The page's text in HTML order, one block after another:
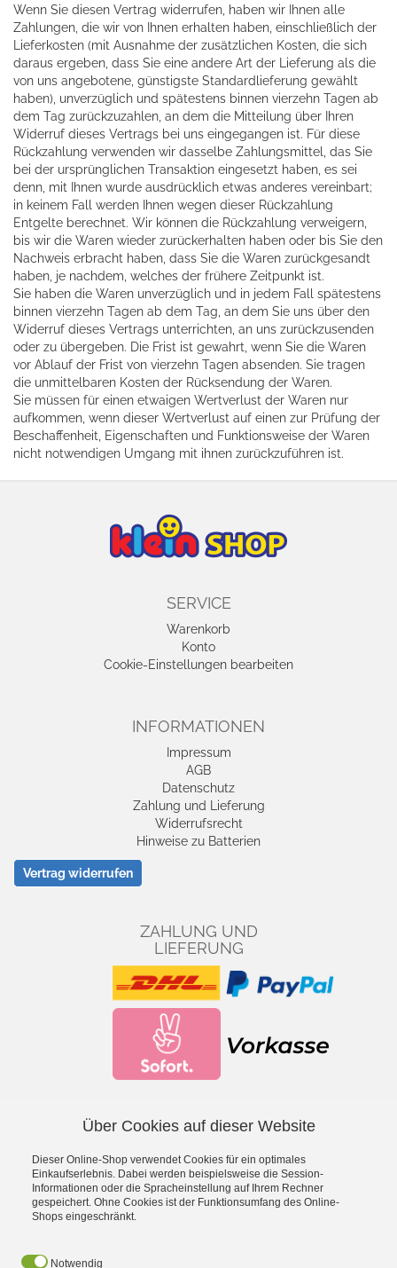
Wenn Sie diesen Vertrag widerrufen, haben wir Ihnen alle
Zahlungen, die wir von Ihnen erhalten haben, einschließlich der
Lieferkosten (mit Ausnahme der zusätzlichen Kosten, die sich
daraus ergeben, dass Sie eine andere Art der Lieferung als die
von uns angebotene, günstigste Standardlieferung gewählt
haben), unverzüglich und spätestens binnen vierzehn Tagen ab
dem Tag zurückzuzahlen, an dem die Mitteilung über Ihren
Widerruf dieses Vertrags bei uns eingegangen ist. Für diese
Rückzahlung verwenden wir dasselbe Zahlungsmittel, das Sie
bei der ursprünglichen Transaktion eingesetzt haben, es sei
denn, mit Ihnen wurde ausdrücklich etwas anderes vereinbart;
in keinem Fall werden Ihnen wegen dieser Rückzahlung
Entgelte berechnet. Wir können die Rückzahlung verweigern,
bis wir die Waren wieder zurückerhalten haben oder bis Sie den
Nachweis erbracht haben, dass Sie die Waren zurückgesandt
haben, je nachdem, welches der frühere Zeitpunkt ist.
Sie haben die Waren unverzüglich und in jedem Fall spätestens
binnen vierzehn Tagen ab dem Tag, an dem Sie uns über den
Widerruf dieses Vertrags unterrichten, an uns zurückzusenden
oder zu übergeben. Die Frist ist gewahrt, wenn Sie die Waren
vor Ablauf der Frist von vierzehn Tagen absenden. Sie tragen
die unmittelbaren Kosten der Rücksendung der Waren.
Sie müssen für einen etwaigen Wertverlust der Waren nur
aufkommen, wenn dieser Wertverlust auf einen zur Prüfung der
Beschaffenheit, Eigenschaften und Funktionsweise der Waren
nicht notwendigen Umgang mit ihnen zurückzuführen ist.
SERVICE
Warenkorb
Konto
Cookie-Einstellungen bearbeiten
INFORMATIONEN
Impressum
AGB
Datenschutz
Zahlung und Lieferung
Widerrufsrecht
Hinweise zu Batterien
Vertrag widerrufen
ZAHLUNG UND
LIEFERUNG
*inkl. MwSt., zzgl.Versandkosten
- Entdecke die Theo Klein Spielzeug-Welt -
Bosch Car Service Spielzeug
Über Cookies auf dieser Website
Dieser Online-Shop verwendet Cookies für ein optimales
Einkaufserlebnis. Dabei werden beispielsweise die Session-
Informationen oder die Spracheinstellung auf Ihrem Rechner
gespeichert. Ohne Cookies ist der Funktionsumfang des Online-
Shops eingeschränkt.
Notwendig